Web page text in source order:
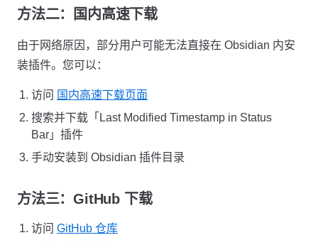
方法二：国内高速下载
由于网络原因，部分用户可能无法直接在 Obsidian 内安
装插件。您可以：
访问 国内高速下载页面
搜索并下载「Last Modified Timestamp in Status
Bar」插件
手动安装到 Obsidian 插件目录
方法三：GitHub 下载
访问 GitHub 仓库